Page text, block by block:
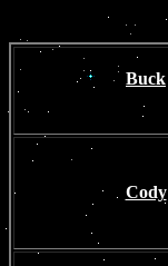
Buck
Cody